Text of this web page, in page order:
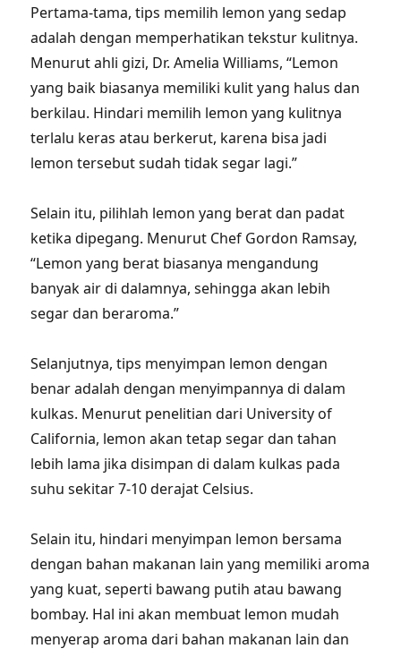
Pertama-tama, tips memilih lemon yang sedap
adalah dengan memperhatikan tekstur kulitnya.
Menurut ahli gizi, Dr. Amelia Williams, “Lemon
yang baik biasanya memiliki kulit yang halus dan
berkilau. Hindari memilih lemon yang kulitnya
terlalu keras atau berkerut, karena bisa jadi
lemon tersebut sudah tidak segar lagi.”
Selain itu, pilihlah lemon yang berat dan padat
ketika dipegang. Menurut Chef Gordon Ramsay,
“Lemon yang berat biasanya mengandung
banyak air di dalamnya, sehingga akan lebih
segar dan beraroma.”
Selanjutnya, tips menyimpan lemon dengan
benar adalah dengan menyimpannya di dalam
kulkas. Menurut penelitian dari University of
California, lemon akan tetap segar dan tahan
lebih lama jika disimpan di dalam kulkas pada
suhu sekitar 7-10 derajat Celsius.
Selain itu, hindari menyimpan lemon bersama
dengan bahan makanan lain yang memiliki aroma
yang kuat, seperti bawang putih atau bawang
bombay. Hal ini akan membuat lemon mudah
menyerap aroma dari bahan makanan lain dan